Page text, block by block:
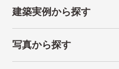
建築実例から探す
写真から探す